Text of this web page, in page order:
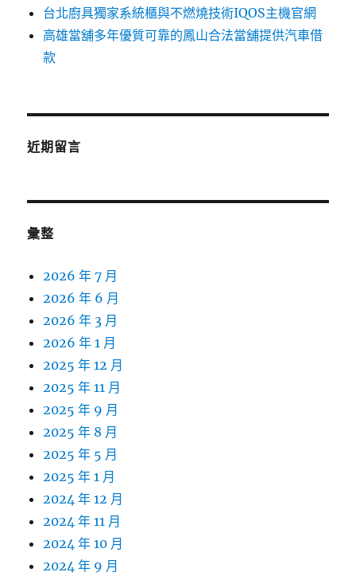
台北廚具獨家系統櫃與不燃燒技術IQOS主機官網
高雄當舖多年優質可靠的鳳山合法當舖提供汽車借
款
近期留言
彙整
2026 年 7 月
2026 年 6 月
2026 年 3 月
2026 年 1 月
2025 年 12 月
2025 年 11 月
2025 年 9 月
2025 年 8 月
2025 年 5 月
2025 年 1 月
2024 年 12 月
2024 年 11 月
2024 年 10 月
2024 年 9 月